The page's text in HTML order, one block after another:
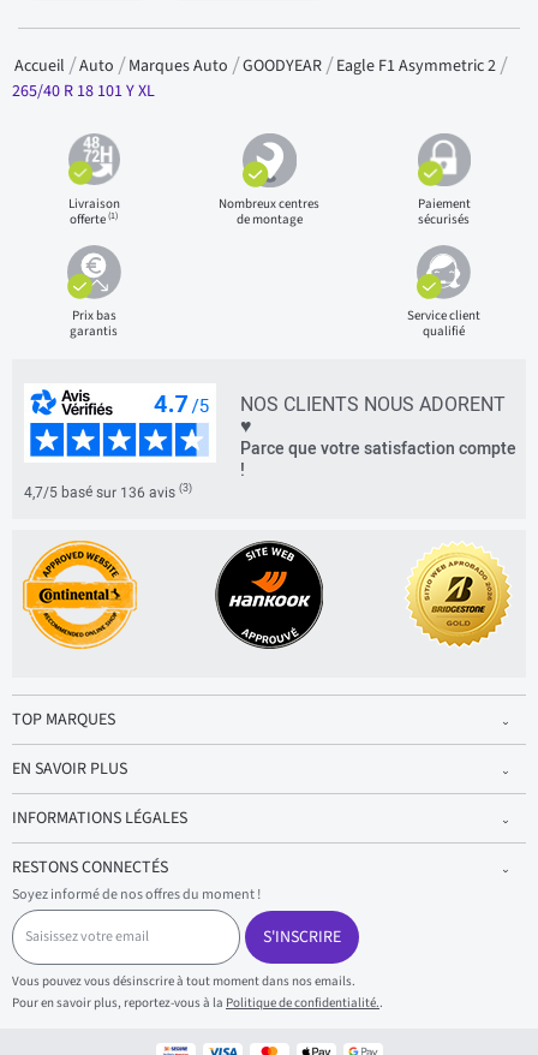
Accueil Auto Marques Auto GOODYEAR
Eagle F1 Asymmetric 2
265/40 R 18 101 Y XL
Livraison
offerte(1)
Nombreux centres
de montage
Paiement
sécurisés
Prix bas
garantis
Service client
qualifié
NOS CLIENTS NOUS ADORENT
♥
Parce que votre satisfaction compte
!
4,7/5 basé sur 136 avis (3)
TOP MARQUES
EN SAVOIR PLUS
INFORMATIONS LÉGALES
RESTONS CONNECTÉS
Soyez informé de nos offres du moment !
S
a
i
s
i
s
S'INSCRIRE
Vous pouvez vous désinscrire à tout moment dans nos emails.
Pour en savoir plus, reportez-vous à la Politique de confidentialité..